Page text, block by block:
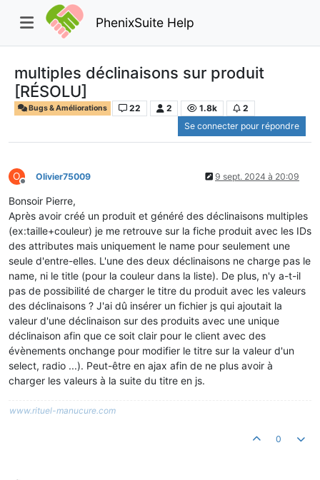
PhenixSuite Help
multiples déclinaisons sur produit
[RÉSOLU]
Bugs & Améliorations 22 2 1.8k
2
Se connecter pour répondre
O
Hors-ligne
Olivier75009 9 sept. 2024 à 20:09
Bonsoir Pierre,
Après avoir créé un produit et généré des déclinaisons multiples
(ex:taille+couleur) je me retrouve sur la fiche produit avec les IDs
des attributes mais uniquement le name pour seulement une
seule d'entre-elles. L'une des deux déclinaisons ne charge pas le
name, ni le title (pour la couleur dans la liste). De plus, n'y a-t-il
pas de possibilité de charger le titre du produit avec les valeurs
des déclinaisons ? J'ai dû insérer un fichier js qui ajoutait la
valeur d'une déclinaison sur des produits avec une unique
déclinaison afin que ce soit clair pour le client avec des
évènements onchange pour modifier le titre sur la valeur d'un
select, radio ...). Peut-être en ajax afin de ne plus avoir à
charger les valeurs à la suite du titre en js.
www.rituel-manucure.com
0